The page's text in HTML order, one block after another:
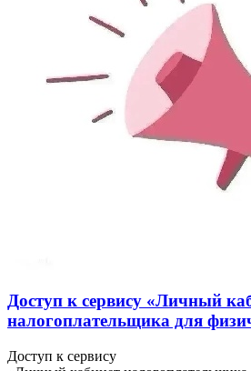
Доступ к сервису «Личный
налогоплательщика для
Доступ к сервису